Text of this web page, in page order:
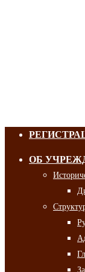
ОБ